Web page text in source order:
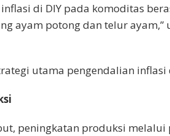
di DIY pada komoditas
ayam potong dan telur
utama pengendalian inflasi
peningkatan produksi